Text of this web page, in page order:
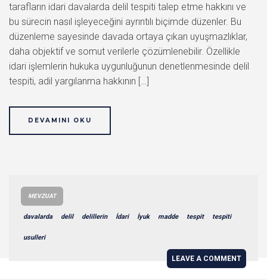
tarafların idari davalarda delil tespiti talep etme hakkını ve
bu sürecin nasıl işleyeceğini ayrıntılı biçimde düzenler. Bu
düzenleme sayesinde davada ortaya çıkan uyuşmazlıklar,
daha objektif ve somut verilerle çözümlenebilir. Özellikle
idari işlemlerin hukuka uygunluğunun denetlenmesinde delil
tespiti, adil yargılanma hakkının […]
DEVAMINI OKU
MEVZUAT
davalarda delil delillerin İdari İyuk madde tespit tespiti
usulleri
LEAVE A COMMENT